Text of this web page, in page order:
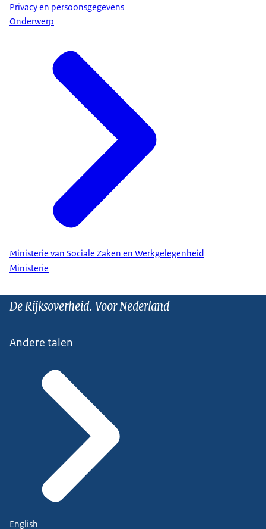
Privacy en persoonsgegevens
Onderwerp
Ministerie van Sociale Zaken en Werkgelegenheid
Ministerie
De Rijksoverheid. Voor Nederland
Andere talen
English